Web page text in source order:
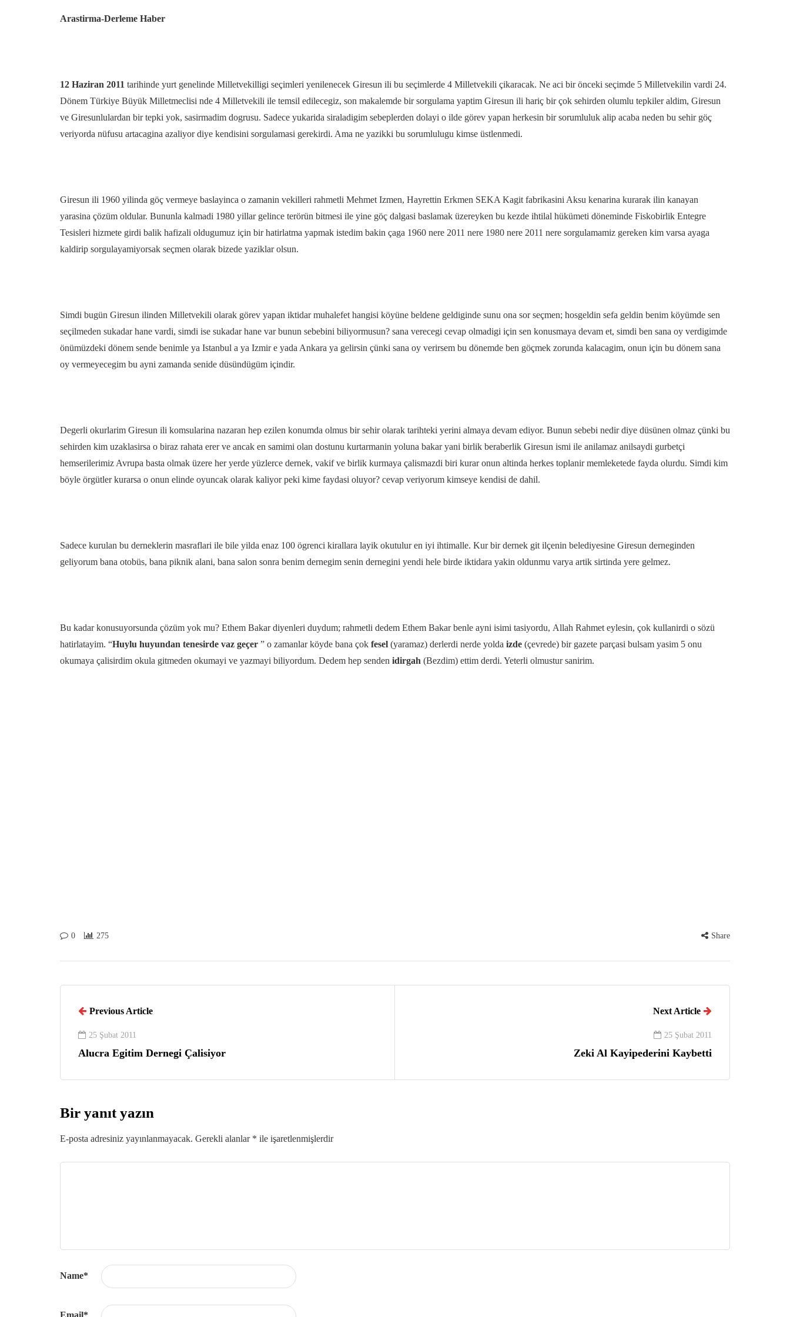
Arastirma-Derleme Haber
12 Haziran 2011 tarihinde yurt genelinde Milletvekilligi seçimleri yenilenecek Giresun ili bu seçimlerde 4 Milletvekili çikaracak. Ne aci bir önceki seçimde 5 Milletvekilin vardi 24.
Dönem Türkiye Büyük Milletmeclisi nde 4 Milletvekili ile temsil edilecegiz, son makalemde bir sorgulama yaptim Giresun ili hariç bir çok sehirden olumlu tepkiler aldim, Giresun
ve Giresunlulardan bir tepki yok, sasirmadim dogrusu. Sadece yukarida siraladigim sebeplerden dolayi o ilde görev yapan herkesin bir sorumluluk alip acaba neden bu sehir göç
veriyorda nüfusu artacagina azaliyor diye kendisini sorgulamasi gerekirdi. Ama ne yazikki bu sorumlulugu kimse üstlenmedi.
Giresun ili 1960 yilinda göç vermeye baslayinca o zamanin vekilleri rahmetli Mehmet Izmen, Hayrettin Erkmen SEKA Kagit fabrikasini Aksu kenarina kurarak ilin kanayan
yarasina çözüm oldular. Bununla kalmadi 1980 yillar gelince terörün bitmesi ile yine göç dalgasi baslamak üzereyken bu kezde ihtilal hükümeti döneminde Fiskobirlik Entegre
Tesisleri hizmete girdi balik hafizali oldugumuz için bir hatirlatma yapmak istedim bakin çaga 1960 nere 2011 nere 1980 nere 2011 nere sorgulamamiz gereken kim varsa ayaga
kaldirip sorgulayamiyorsak seçmen olarak bizede yaziklar olsun.
Simdi bugün Giresun ilinden Milletvekili olarak görev yapan iktidar muhalefet hangisi köyüne beldene geldiginde sunu ona sor seçmen; hosgeldin sefa geldin benim köyümde sen
seçilmeden sukadar hane vardi, simdi ise sukadar hane var bunun sebebini biliyormusun? sana verecegi cevap olmadigi için sen konusmaya devam et, simdi ben sana oy verdigimde
önümüzdeki dönem sende benimle ya Istanbul a ya Izmir e yada Ankara ya gelirsin çünki sana oy verirsem bu dönemde ben göçmek zorunda kalacagim, onun için bu dönem sana
oy vermeyecegim bu ayni zamanda senide düsündügüm içindir.
Degerli okurlarim Giresun ili komsularina nazaran hep ezilen konumda olmus bir sehir olarak tarihteki yerini almaya devam ediyor. Bunun sebebi nedir diye düsünen olmaz çünki bu
sehirden kim uzaklasirsa o biraz rahata erer ve ancak en samimi olan dostunu kurtarmanin yoluna bakar yani birlik beraberlik Giresun ismi ile anilamaz anilsaydi gurbetçi
hemserilerimiz Avrupa basta olmak üzere her yerde yüzlerce dernek, vakif ve birlik kurmaya çalismazdi biri kurar onun altinda herkes toplanir memleketede fayda olurdu. Simdi kim
böyle örgütler kurarsa o onun elinde oyuncak olarak kaliyor peki kime faydasi oluyor? cevap veriyorum kimseye kendisi de dahil.
Sadece kurulan bu derneklerin masraflari ile bile yilda enaz 100 ögrenci kirallara layik okutulur en iyi ihtimalle. Kur bir dernek git ilçenin belediyesine Giresun derneginden
geliyorum bana otobüs, bana piknik alani, bana salon sonra benim dernegim senin dernegini yendi hele birde iktidara yakin oldunmu varya artik sirtinda yere gelmez.
Bu kadar konusuyorsunda çözüm yok mu? Ethem Bakar diyenleri duydum; rahmetli dedem Ethem Bakar benle ayni isimi tasiyordu, Allah Rahmet eylesin, çok kullanirdi o sözü
hatirlatayim. “Huylu huyundan tenesirde vaz geçer ” o zamanlar köyde bana çok fesel (yaramaz) derlerdi nerde yolda izde (çevrede) bir gazete parçasi bulsam yasim 5 onu
okumaya çalisirdim okula gitmeden okumayi ve yazmayi biliyordum. Dedem hep senden idirgah (Bezdim) ettim derdi. Yeterli olmustur sanirim.
0 275 Share
Previous Article
25 Şubat 2011
Alucra Egitim Dernegi Çalisiyor
Next Article
25 Şubat 2011
Zeki Al Kayipederini Kaybetti
Bir yanıt yazın
E-posta adresiniz yayınlanmayacak. Gerekli alanlar * ile işaretlenmişlerdir
Name*